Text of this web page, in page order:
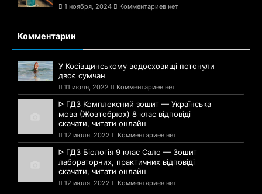
1 ноября, 2024 Комментариев нет
Комментарии
У Косівщинському водосховищі потонули
двоє сумчан
11 июля, 2022 Комментариев нет
ᐈ ГДЗ Комплексний зошит — Українська
мова (Жовтобрюх) 8 клас відповіді
скачати, читати онлайн
12 июля, 2022 Комментариев нет
ᐈ ГДЗ Біологія 9 клас Сало — Зошит
лабораторних, практичних відповіді
скачати, читати онлайн
12 июля, 2022 Комментариев нет